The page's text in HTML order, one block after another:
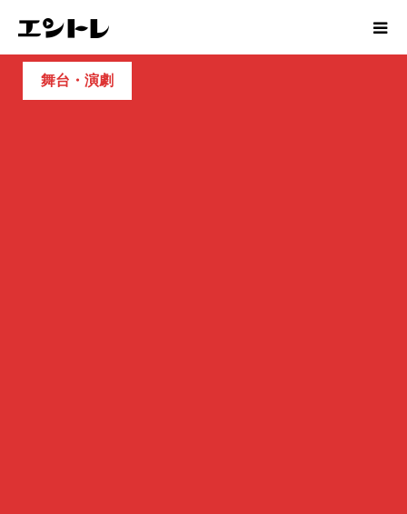
舞台・演劇